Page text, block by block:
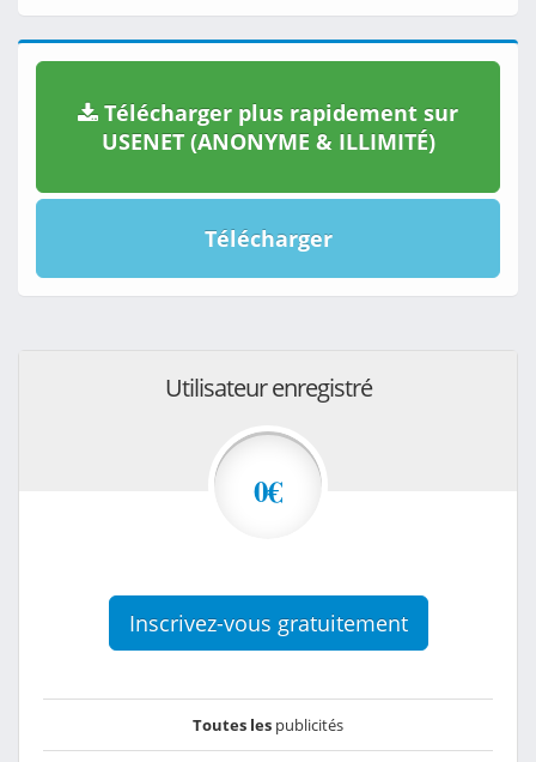
Télécharger plus rapidement sur
USENET (ANONYME & ILLIMITÉ)
Télécharger
Utilisateur enregistré
0€
Inscrivez-vous gratuitement
Toutes les publicités